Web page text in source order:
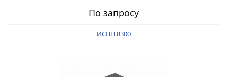
По запросу
ИСПП 8300